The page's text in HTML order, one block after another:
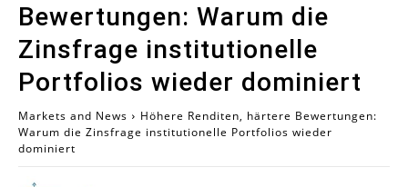
Bewertungen: Warum die
Zinsfrage institutionelle
Portfolios wieder dominiert
Markets and News
Höhere Renditen, härtere Bewertungen:
Warum die Zinsfrage institutionelle Portfolios wieder
dominiert